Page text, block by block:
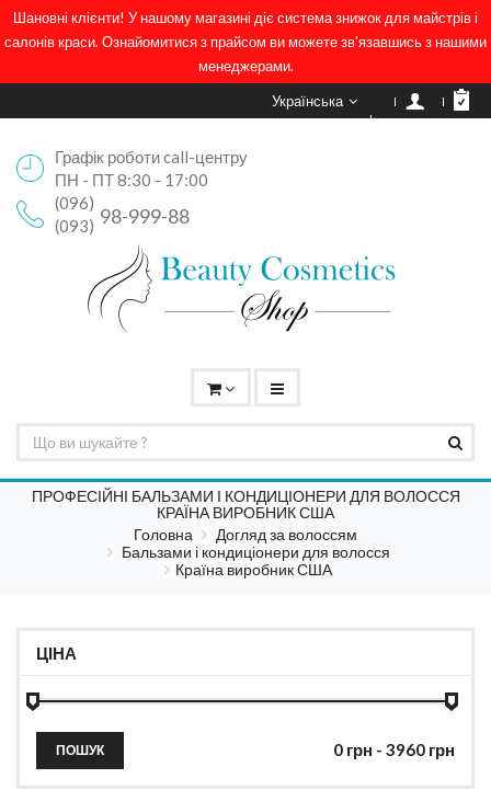
Шановні клієнти! У нашому магазині діє система знижок для майстрів і
салонів краси. Ознайомитися з прайсом ви можете зв'язавшись з нашими
менеджерами.
Українська
Графік роботи call-центру
ПН - ПТ 8:30 - 17:00
(096)
98-999-88
(093)
ПРОФЕСІЙНІ БАЛЬЗАМИ І КОНДИЦІОНЕРИ ДЛЯ ВОЛОССЯ
КРАЇНА ВИРОБНИК США
Головна
Догляд за волоссям
Бальзами і кондиціонери для волосся
Країна виробник США
ЦІНА
ПОШУК